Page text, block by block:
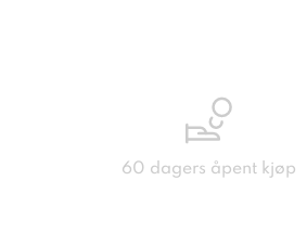
60 dagers åpent kjøp